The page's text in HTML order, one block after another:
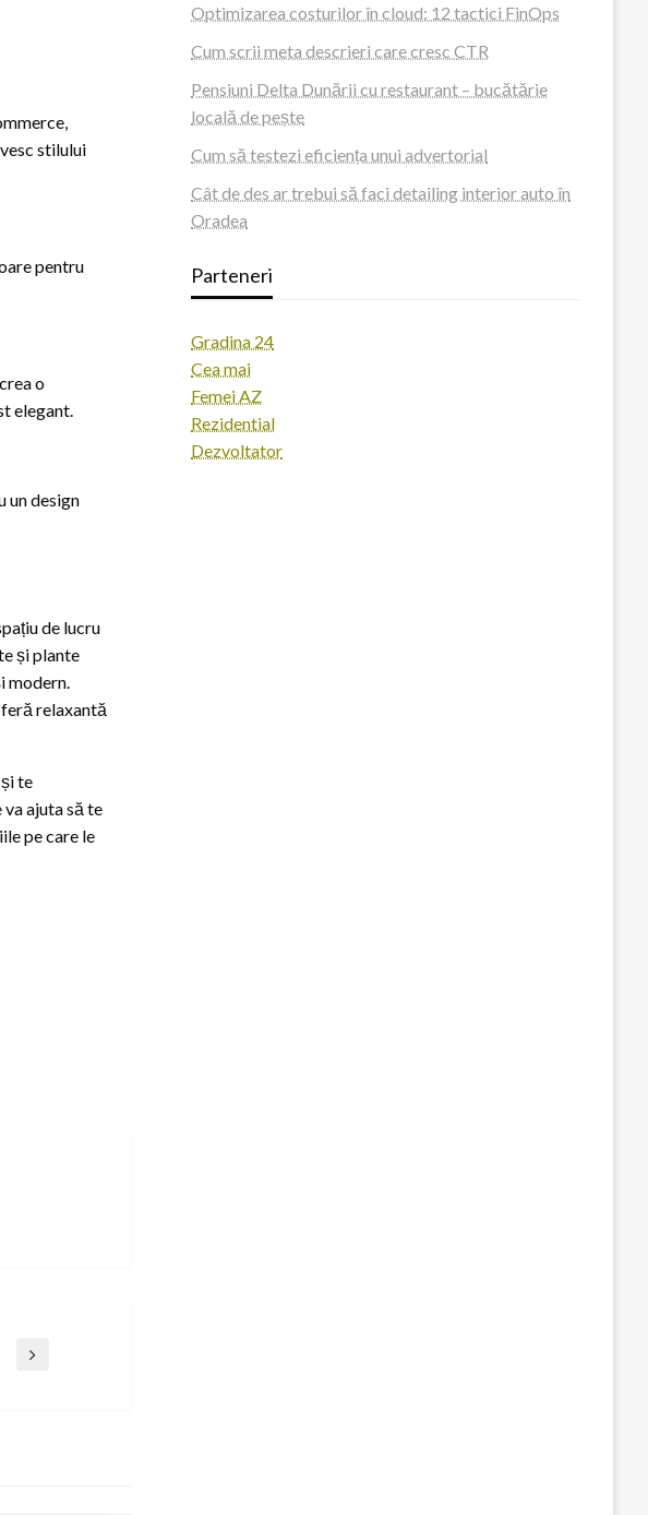
stilului
pentru
o
elegant.
un design
de lucru
și plante
modern.
relaxantă
te
ajuta să te
pe care le
Optimizarea costurilor în cloud: 12 tactici FinOps
Cum scrii meta descrieri care cresc CTR
Pensiuni Delta Dunării cu restaurant – bucătărie
locală de pește
Cum să testezi eficiența unui advertorial
Cât de des ar trebui să faci detailing interior auto în
Oradea
Parteneri
Gradina 24
Cea mai
Femei AZ
Rezidential
Dezvoltator